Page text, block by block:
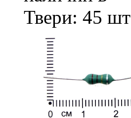
Твери: 45 шт